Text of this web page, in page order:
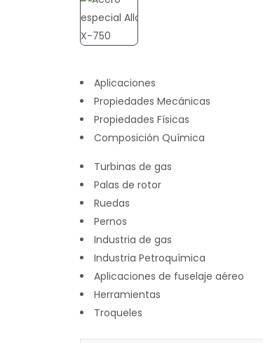
Aplicaciones
Propiedades Mecánicas
Propiedades Físicas
Composición Química
Turbinas de gas
Palas de rotor
Ruedas
Pernos
Industria de gas
Industria Petroquímica
Aplicaciones de fuselaje aéreo
Herramientas
Troqueles